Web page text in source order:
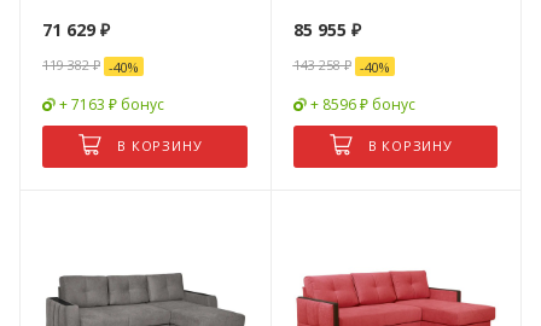
71 629 ₽
119 382₽ -40%
+ 7163 ₽ бонус
В КОРЗИНУ
85 955 ₽
143 258₽ -40%
+ 8596 ₽ бонус
В КОРЗИНУ